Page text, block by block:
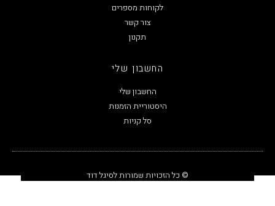
לקוחות מספרים
צור קשר
החשבון שלי
החשבון שלי
היסטוריית הזמנות
סל קניות
© כל הזכויות שמורות לסיגל דוד